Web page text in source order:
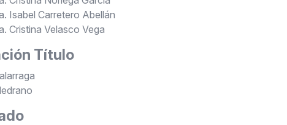
Isabel Carretero Abellán
Cristina Velasco Vega
Título